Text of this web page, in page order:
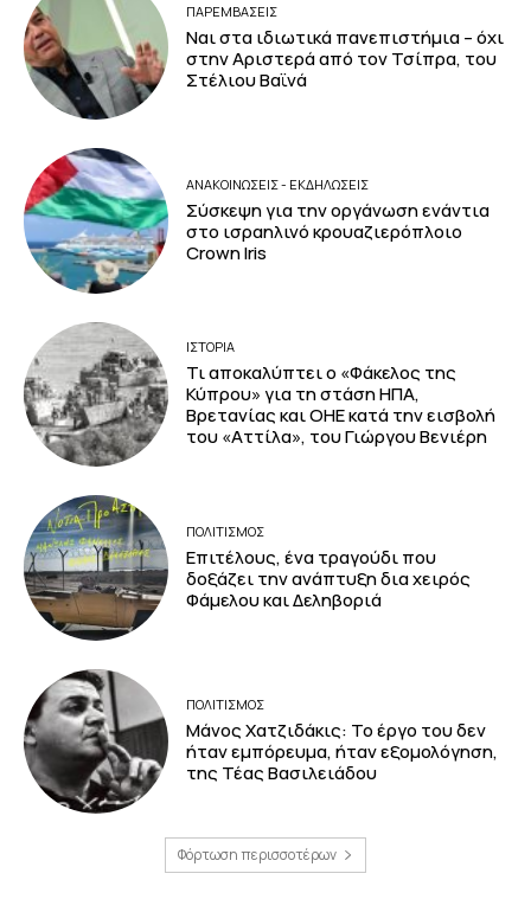
ΠΑΡΕΜΒΑΣΕΙΣ
Ναι στα ιδιωτικά πανεπιστήμια – όχι
στην Αριστερά από τον Τσίπρα, του
Στέλιου Βαϊνά
ΑΝΑΚΟΙΝΩΣΕΙΣ - ΕΚΔΗΛΩΣΕΙΣ
Σύσκεψη για την οργάνωση ενάντια
στο ισραηλινό κρουαζιερόπλοιο
Crown Iris
ΙΣΤΟΡΙΑ
Τι αποκαλύπτει ο «Φάκελος της
Κύπρου» για τη στάση ΗΠΑ,
Βρετανίας και ΟΗΕ κατά την εισβολή
του «Αττίλα», του Γιώργου Βενιέρη
ΠΟΛΙΤΙΣΜΟΣ
Επιτέλους, ένα τραγούδι που
δοξάζει την ανάπτυξη δια χειρός
Φάμελου και Δεληβοριά
ΠΟΛΙΤΙΣΜΟΣ
Μάνος Χατζιδάκις: Το έργο του δεν
ήταν εμπόρευμα, ήταν εξομολόγηση,
της Τέας Βασιλειάδου
Φόρτωση περισσοτέρων